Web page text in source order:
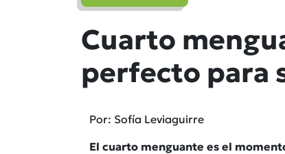
Cuarto
perfecto para
Por: Sofía Leviaguirre
El cuarto menguante es el